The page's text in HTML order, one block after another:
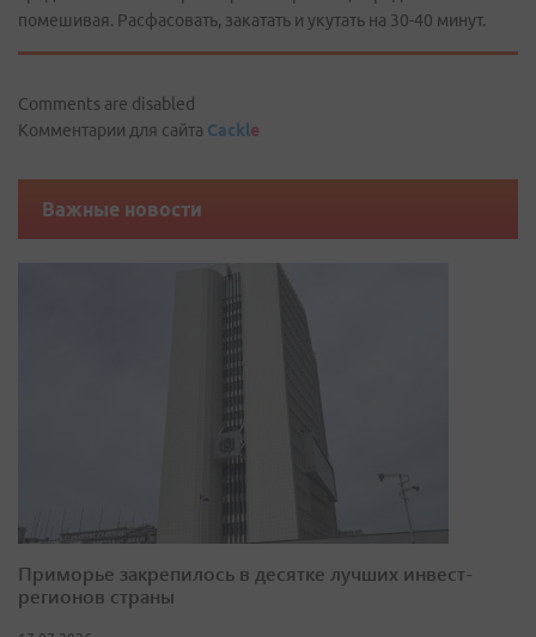
помешивая. Расфасовать, закатать и укутать на 30-40 минут.
Comments are disabled
Комментарии для сайта Cackle
Важные новости
Приморье закрепилось в десятке лучших инвест-
регионов страны